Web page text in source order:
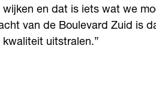
wijken en dat is iets wat we
van de Boulevard Zuid is
uitstralen.”